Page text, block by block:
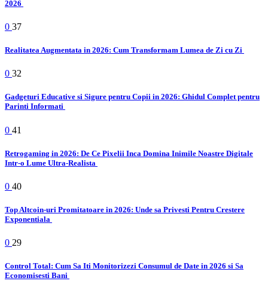
2026
0 37
Realitatea Augmentata in 2026: Cum Transformam Lumea de Zi cu Zi
0 32
Gadgeturi Educative si Sigure pentru Copii in 2026: Ghidul Complet pentru
Parinti Informati
0 41
Retrogaming in 2026: De Ce Pixelii Inca Domina Inimile Noastre Digitale
Intr-o Lume Ultra-Realista
0 40
Top Altcoin-uri Promitatoare in 2026: Unde sa Privesti Pentru Crestere
Exponentiala
0 29
Control Total: Cum Sa Iti Monitorizezi Consumul de Date in 2026 si Sa
Economisesti Bani